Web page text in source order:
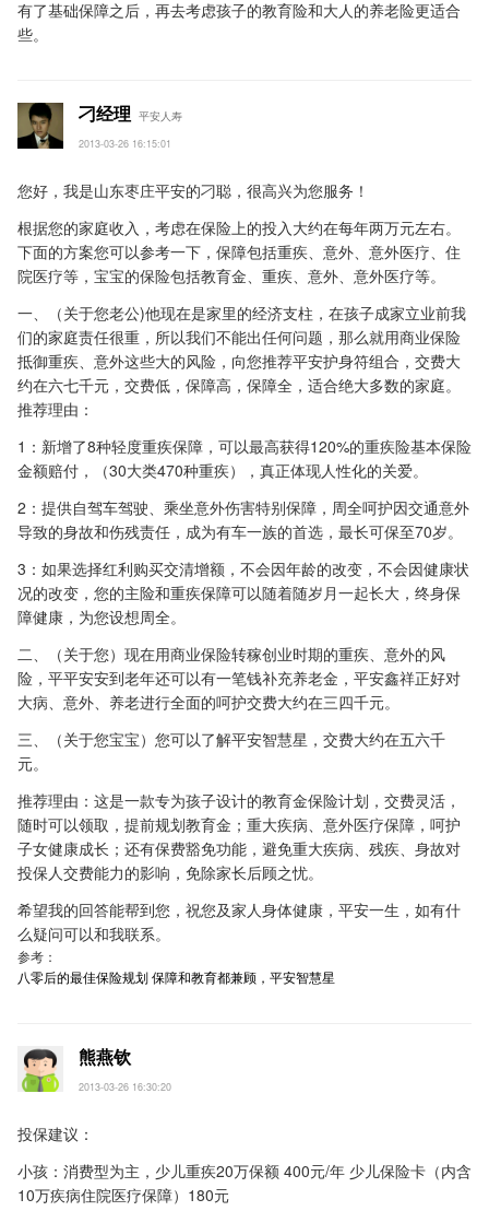
有了基础保障之后，再去考虑孩子的教育险和大人的养老险更适合
些。
刁经理 平安人寿
2013-03-26 16:15:01
您好，我是山东枣庄平安的刁聪，很高兴为您服务！
根据您的家庭收入，考虑在保险上的投入大约在每年两万元左右。
下面的方案您可以参考一下，保障包括重疾、意外、意外医疗、住
院医疗等，宝宝的保险包括教育金、重疾、意外、意外医疗等。
一、（关于您老公)他现在是家里的经济支柱，在孩子成家立业前我
们的家庭责任很重，所以我们不能出任何问题，那么就用商业保险
抵御重疾、意外这些大的风险，向您推荐平安护身符组合，交费大
约在六七千元，交费低，保障高，保障全，适合绝大多数的家庭。
推荐理由：
1：新增了8种轻度重疾保障，可以最高获得120%的重疾险基本保险
金额赔付，（30大类470种重疾），真正体现人性化的关爱。
2：提供自驾车驾驶、乘坐意外伤害特别保障，周全呵护因交通意外
导致的身故和伤残责任，成为有车一族的首选，最长可保至70岁。
3：如果选择红利购买交清增额，不会因年龄的改变，不会因健康状
况的改变，您的主险和重疾保障可以随着随岁月一起长大，终身保
障健康，为您设想周全。
二、（关于您）现在用商业保险转稼创业时期的重疾、意外的风
险，平平安安到老年还可以有一笔钱补充养老金，平安鑫祥正好对
大病、意外、养老进行全面的呵护交费大约在三四千元。
三、（关于您宝宝）您可以了解平安智慧星，交费大约在五六千
元。
推荐理由：这是一款专为孩子设计的教育金保险计划，交费灵活，
随时可以领取，提前规划教育金；重大疾病、意外医疗保障，呵护
子女健康成长；还有保费豁免功能，避免重大疾病、残疾、身故对
投保人交费能力的影响，免除家长后顾之忧。
希望我的回答能帮到您，祝您及家人身体健康，平安一生，如有什
么疑问可以和我联系。
参考：
八零后的最佳保险规划 保障和教育都兼顾，平安智慧星
熊燕钦
2013-03-26 16:30:20
投保建议：
小孩：消费型为主，少儿重疾20万保额 400元/年 少儿保险卡（内含
10万疾病住院医疗保障）180元